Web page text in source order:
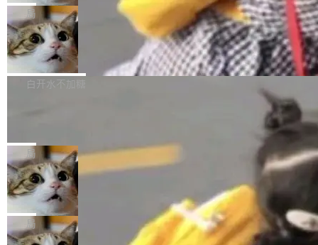
断从他嘴里说出来分量不同。Hugging Face 是
全球最大的开源 AI 平台，上面跑着上百万个模
型。谁在开源赛道上领先，...
aw 是 Shelley 的作者，一个开源 AI coding age
nt。他最近在博客上写了一篇文章，核心论点很
简单：开发者工具必须开源。 理由不是传统的自
由软件情怀，而是一个跟 AI agent 直接相关的
技术判断。 两行 prompt 就能个性化任何软件 C
会变成一场开源 Agent 生态的路演。 8月1日，
DeepSeek Harness 团队负责人崔添翼（tiany
i）在 X 上发帖： 「如果你是 Agent Harness 相
关开源项目的开发者，希望参加 DeepSeek Har
ness 的内测，可以回复或私信联系我。请附上
Harness 负责把能力落到真实环境中——调用工
具、读写文件、管理上下文、处理错误、完成闭
环。崔添翼招人的标...
局
商汤 SenseNova U1.5-Lite-Preview
开源
商汤科技宣布面向社区开源轻量级统一多模态模
型的预览版本 SenseNova U1.5-Lite-Preview。
理解、推理、生成与编辑，还仅以 8B-MoT 的轻
量大小，将能力推进到4K、更精细的真实质感、
更复杂的视觉控制和可持续迭代编辑。 相比 U
1，U1.5-Lite-Preview 在以下方向上带来了显著
提升： 原生支持4K图像生成； 更精细的局部纹
理、细节与真实世界质感； 更准确的中英文文字
白开水不加糖
nap。这次是 hwctl——一个用来检查 Ubuntu
硬件认证状态的命令行工具。 Canonical 工程师
Alan Griffiths 在邮件列表中说得很直白：「hwc
tl 是一个 Ubuntu 专有的包，它和它的依赖项都
是 Ubuntu 专有的，不会用在其他发行版上。」
所以 deb 版本的受众实际上为零。既然只有 Ub
局
Dario Amodei 担心新人来 Anthropic
只为金钱，不为使命
顶级 AI 研究员在两家公司之间来回跳，中间只
隔了几天。 Lilian Weng 上周刚宣布因健康原因
离开 Thinking Machines Lab，说自己作为联合
局